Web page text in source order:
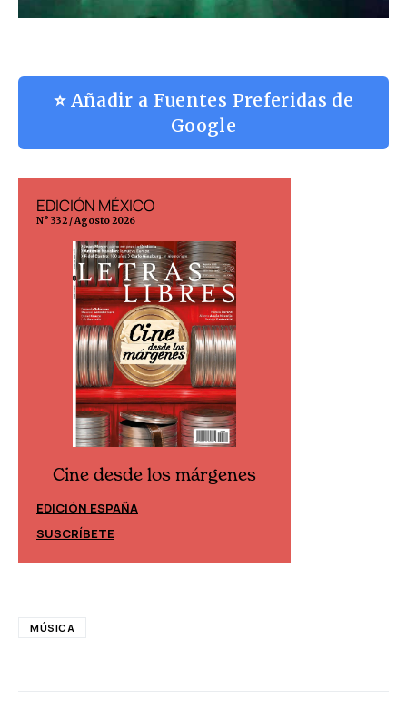
⭐ Añadir a Fuentes Preferidas de
Google
EDICIÓN MÉXICO
N° 332 / Agosto 2026
Cine desde los márgenes
EDICIÓN ESPAÑA
SUSCRÍBETE
MÚSICA